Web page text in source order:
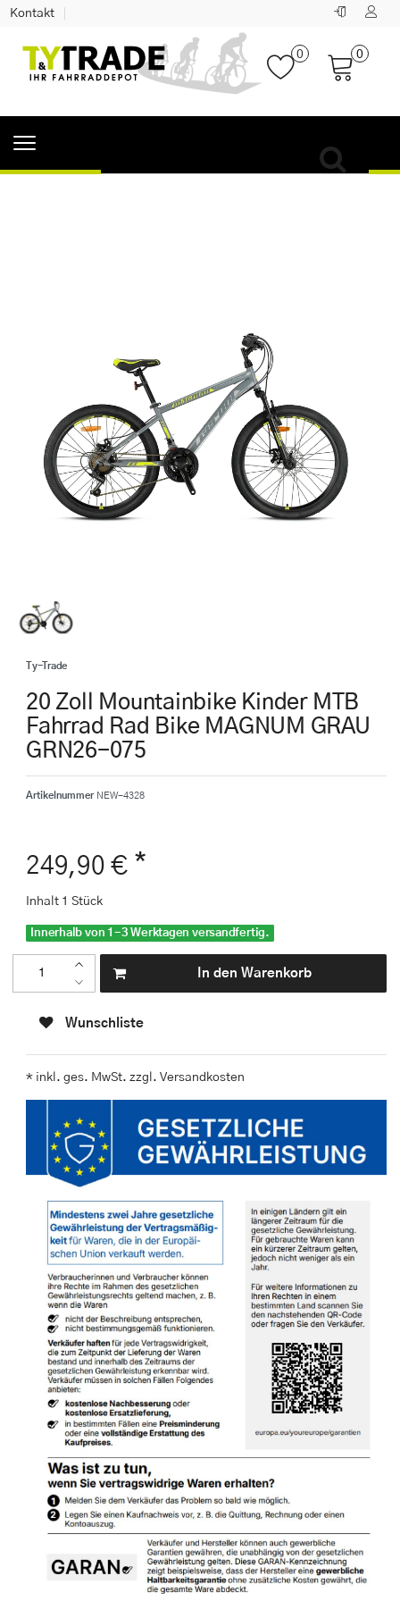
Kontakt
0 0
Ty-Trade
20 Zoll Mountainbike Kinder MTB
Fahrrad Rad Bike MAGNUM GRAU
GRN26-075
Artikelnummer NEW-4328
249,90 € *
Inhalt 1 Stück
Innerhalb von 1-3 Werktagen versandfertig.
In den Warenkorb
Wunschliste
* inkl. ges. MwSt. zzgl. Versandkosten